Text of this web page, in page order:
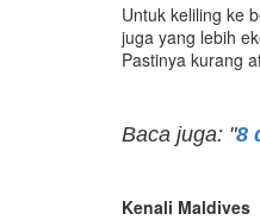
Untuk keliling ke
juga yang lebih
Pastinya kurang
Baca juga: "8
Kenali Maldives